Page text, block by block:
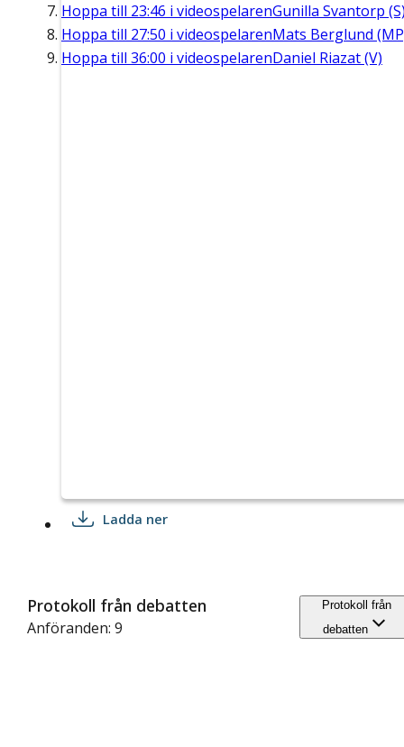
Hoppa till 23:46 i videospelarenGunilla Svantorp
Hoppa till 27:50 i videospelarenMats Berglund
Hoppa till 36:00 i videospelarenDaniel Riazat (V)
Ladda ner
Protokoll från debatten
Anföranden: 9
Protokoll från
debatten